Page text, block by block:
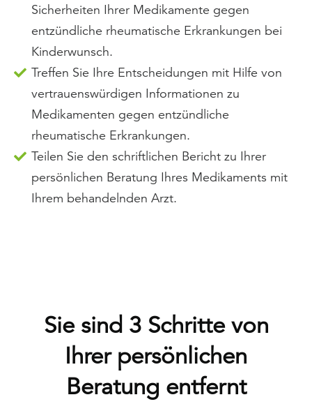
Sicherheiten Ihrer Medikamente gegen
entzündliche rheumatische Erkrankungen bei
Kinderwunsch.
Treffen Sie Ihre Entscheidungen mit Hilfe von
vertrauenswürdigen Informationen zu
Medikamenten gegen entzündliche
rheumatische Erkrankungen.
Teilen Sie den schriftlichen Bericht zu Ihrer
persönlichen Beratung Ihres Medikaments mit
Ihrem behandelnden Arzt.
Sie sind 3 Schritte von
Ihrer persönlichen
Beratung entfernt